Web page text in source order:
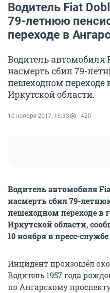
Водитель Fiat
79-летнюю
переходе в
Водитель автомобиля
насмерть сбил 79-
пешеходном переходе
Иркутской области.
10 ноября 2017, 16:33 420
Водитель автомобиля
насмерть сбил 79-
пешеходном переходе в
Иркутской области,
10 ноября в пресс-
Инцидент произошёл
Водитель 1957 года
по Ангарскому